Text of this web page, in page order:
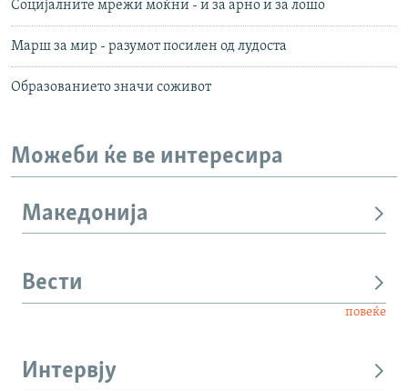
Социјалните мрежи моќни - и за арно и за лошо
Марш за мир - разумот посилен од лудоста
Образованието значи соживот
Можеби ќе ве интересира
Македонија
Вести
повеќе
Интервју